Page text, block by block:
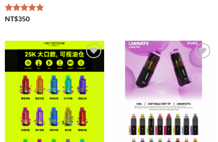
評分5.00
NT$350
Add to
wishlist
Add to
wishlist